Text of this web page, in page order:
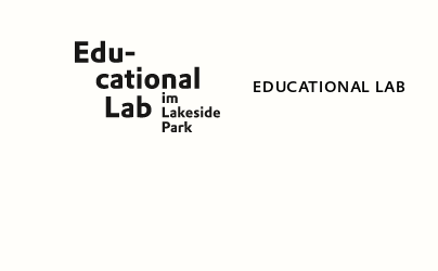
EDUCATIONAL LAB